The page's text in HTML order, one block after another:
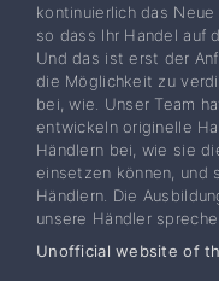
kontinuierlich das
so dass Ihr Handel auf
Und das ist erst der
die Möglichkeit zu
bei, wie. Unser Team
entwickeln originelle
Händlern bei, wie sie
einsetzen können, und
Händlern. Die
unsere Händler
Unofficial website of